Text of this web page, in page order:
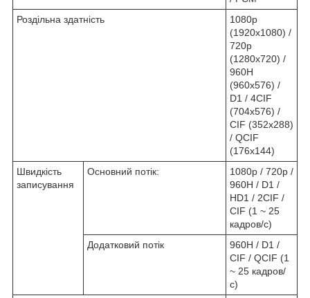
Роздільна здатність
1080p
(1920х1080) /
720p
(1280х720) /
960H
(960х576) /
D1 / 4CIF
(704х576) /
CIF (352х288)
/ QCIF
(176х144)
Швидкість
записування
Основний потік:
1080p / 720p /
960H / D1 /
HD1 / 2CIF /
CIF (1 ~ 25
кадров/с)
Додатковий потік
960H / D1 /
CIF / QCIF (1
~ 25 кадров/
с)